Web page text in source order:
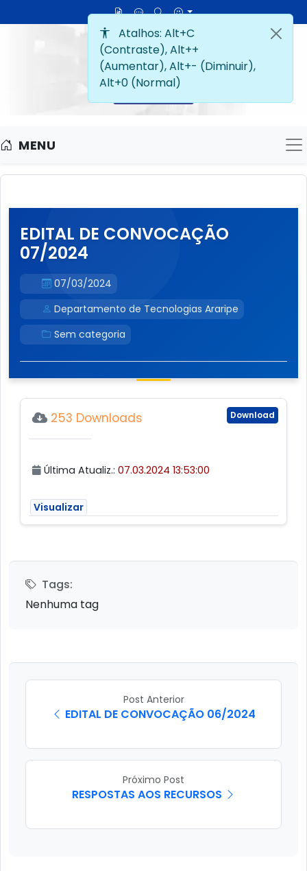
MENU
EDITAL DE CONVOCAÇÃO
07/2024
07/03/2024
Departamento de Tecnologias Araripe
Sem categoria
Download
253 Downloads
Última Atualiz.: 07.03.2024 13:53:00
Visualizar
Tags:
Nenhuma tag
Post Anterior
EDITAL DE CONVOCAÇÃO 06/2024
Próximo Post
RESPOSTAS AOS RECURSOS